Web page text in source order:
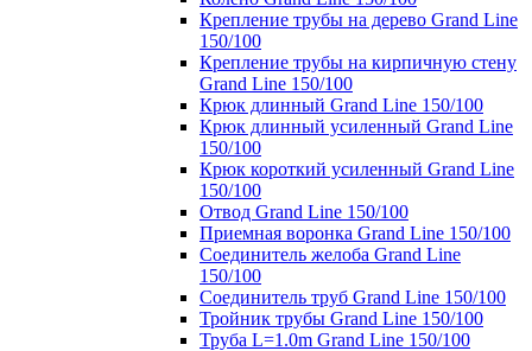
Крепление трубы на дерево Grand Line
150/100
Крепление трубы на кирпичную стену
Grand Line 150/100
Крюк длинный Grand Line 150/100
Крюк длинный усиленный Grand Line
150/100
Крюк короткий усиленный Grand Line
150/100
Отвод Grand Line 150/100
Приемная воронка Grand Line 150/100
Соединитель желоба Grand Line
150/100
Соединитель труб Grand Line 150/100
Тройник трубы Grand Line 150/100
Труба L=1.0m Grand Line 150/100